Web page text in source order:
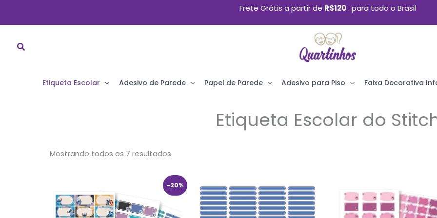
Ir
Frete Grátis a partir de R$120 para todo o Brasil
Etiqueta Escolar Adesivo de Parede Papel de Parede Adesivo para Piso Faixa Decorativa
Etiqueta Escolar do
Mostrando todos os 7 resultados
-20%
preço
original
era:
preço
atual
é: